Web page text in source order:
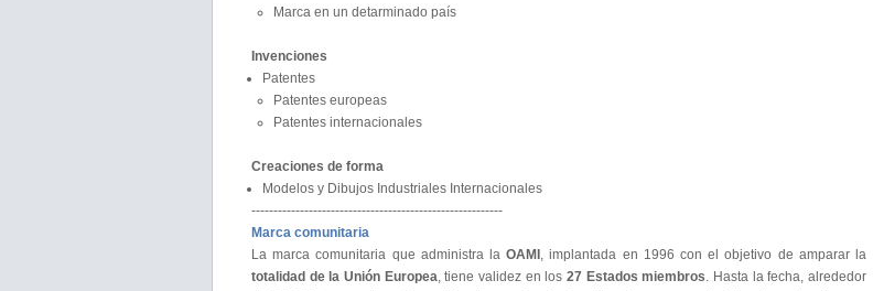
Marca en un detarminado país
Invenciones
Patentes
Patentes europeas
Patentes internacionales
Creaciones de forma
Modelos y Dibujos Industriales Internacionales
---------------------------------------------------------
Marca comunitaria
La marca comunitaria que administra laOAMI , implantada en 1996 con el objetivo de amparar la
totalidad de la Unión Europea, tiene validez en los27 Estados miembros. Hasta la fecha, alrededor